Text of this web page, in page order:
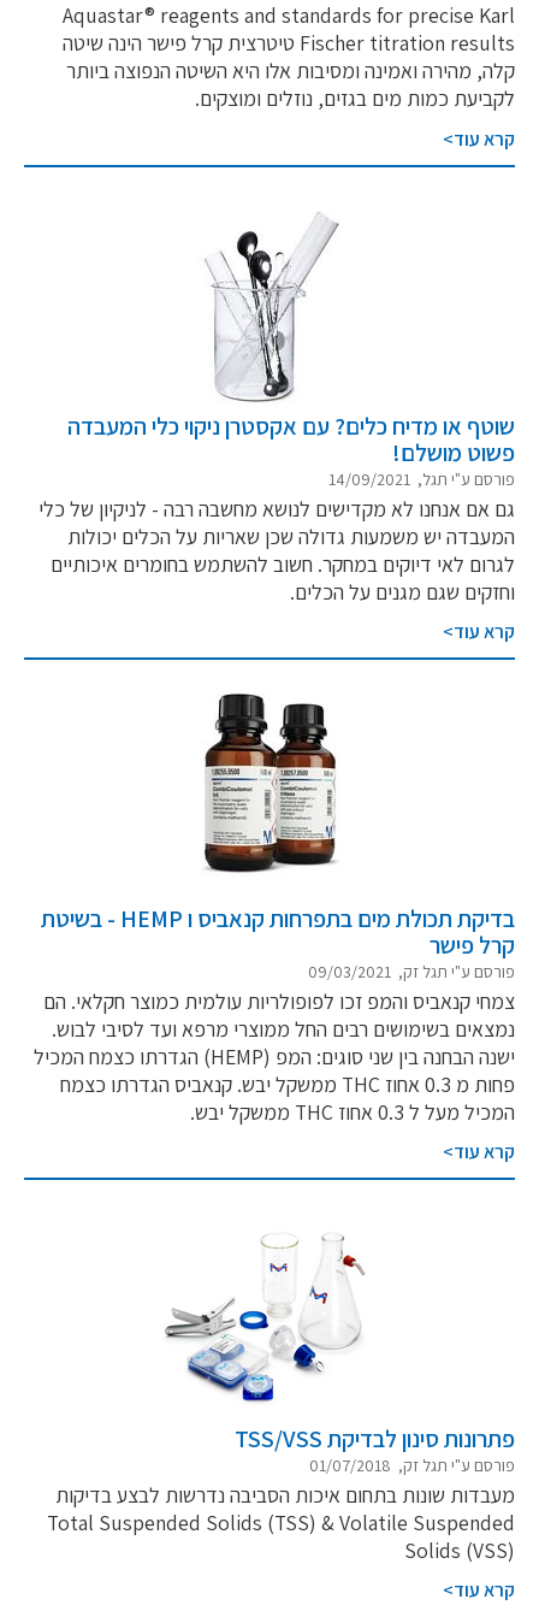
Aquastar® reagents and standards for precise Karl
Fischer titration results טיטרצית קרל פישר הינה שיטה
קלה, מהירה ואמינה ומסיבות אלו היא השיטה הנפוצה ביותר
לקביעת כמות מים בגזים, נוזלים ומוצקים.
קרא עוד>
שוטף או מדיח כלים? עם אקסטרן ניקוי כלי המעבדה
פשוט מושלם!
פורסם ע"י תגל, 14/09/2021
גם אם אנחנו לא מקדישים לנושא מחשבה רבה - לניקיון של כלי
המעבדה יש משמעות גדולה שכן שאריות על הכלים יכולות
לגרום לאי דיוקים במחקר. חשוב להשתמש בחומרים איכותיים
וחזקים שגם מגנים על הכלים.
קרא עוד>
בדיקת תכולת מים בתפרחות קנאביס ו HEMP - בשיטת
קרל פישר
פורסם ע"י תגל זק, 09/03/2021
צמחי קנאביס והמפ זכו לפופולריות עולמית כמוצר חקלאי. הם
נמצאים בשימושים רבים החל ממוצרי מרפא ועד לסיבי לבוש.
ישנה הבחנה בין שני סוגים: המפ (HEMP) הגדרתו כצמח המכיל
פחות מ 0.3 אחוז THC ממשקל יבש. קנאביס הגדרתו כצמח
המכיל מעל ל 0.3 אחוז THC ממשקל יבש.
קרא עוד>
פתרונות סינון לבדיקת TSS/VSS
פורסם ע"י תגל זק, 01/07/2018
מעבדות שונות בתחום איכות הסביבה נדרשות לבצע בדיקות
Total Suspended Solids (TSS) & Volatile Suspended
Solids (VSS)
קרא עוד>